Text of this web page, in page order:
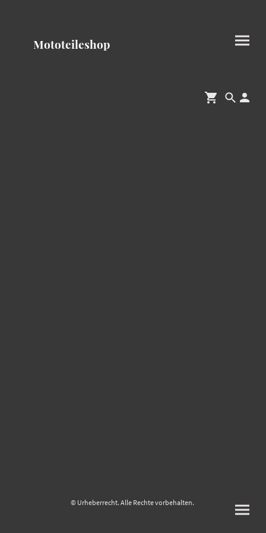
Mototeileshop
© Urheberrecht. Alle Rechte vorbehalten.